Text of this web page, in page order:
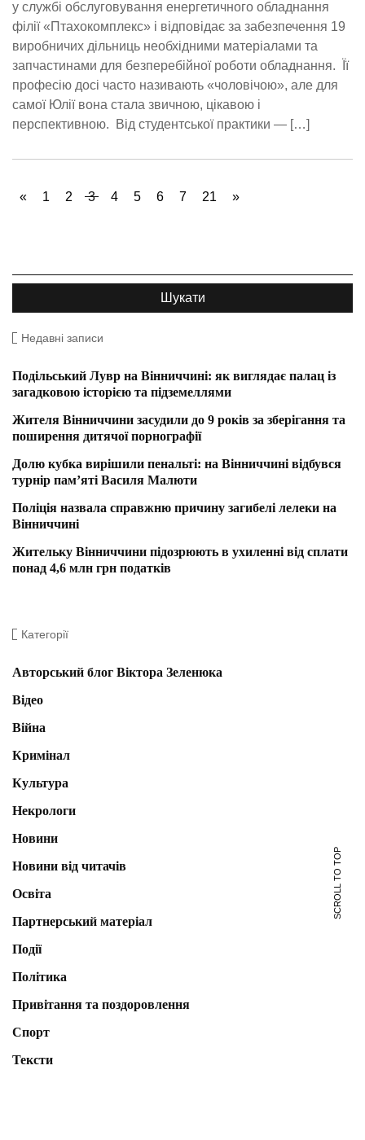
у службі обслуговування енергетичного обладнання
філії «Птахокомплекс» і відповідає за забезпечення 19
виробничих дільниць необхідними матеріалами та
запчастинами для безперебійної роботи обладнання. Її
професію досі часто називають «чоловічою», але для
самої Юлії вона стала звичною, цікавою і
перспективною. Від студентської практики — […]
« 1 2 3 4 5 6 7 21 »
Недавні записи
Подільський Лувр на Вінниччині: як виглядає палац із
загадковою історією та підземеллями
Жителя Вінниччини засудили до 9 років за зберігання та
поширення дитячої порнографії
Долю кубка вирішили пенальті: на Вінниччині відбувся
турнір пам’яті Василя Малюти
Поліція назвала справжню причину загибелі лелеки на
Вінниччині
Жительку Вінниччини підозрюють в ухиленні від сплати
понад 4,6 млн грн податків
Категорії
Авторський блог Віктора Зеленюка
Відео
Війна
Кримінал
Культура
Некрологи
Новини
Новини від читачів
Освіта
Партнерський матеріал
Події
Політика
Привітання та поздоровлення
Спорт
Тексти
SCROLL TO TOP